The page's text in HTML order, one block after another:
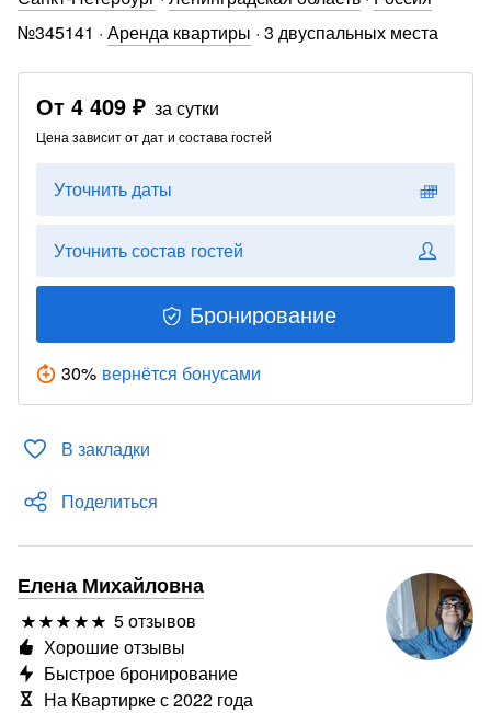
№345141 · Аренда квартиры · 3 двуспальных места
От 4 409 ₽ за сутки
Цена зависит от дат и состава гостей
Уточнить даты
Уточнить состав гостей
Бронирование
30% вернётся бонусами
В закладки
Поделиться
Елена Михайловна
5 отзывов
Хорошие отзывы
Быстрое бронирование
На Квартирке с 2022 года